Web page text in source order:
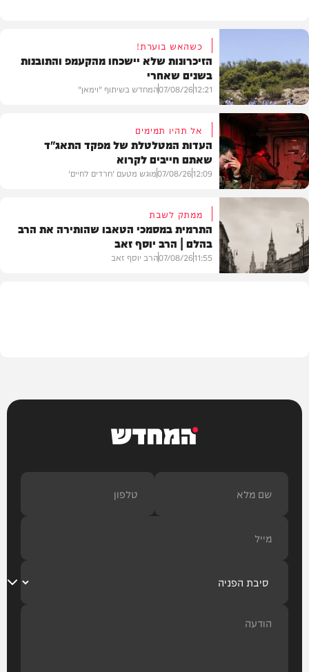
וידאו
כשהאש בוערת!
הזיכרונות שלא יישכחו מהקעמפ והתובנות
בשנים שאחרי
12:21
07/08/26המחדש בשיתוף "וימאן"
דעות
אל תהיו תמימים
העדות המטלטלת של מפקד התאג"ד
שאתם חייבים לקרוא
12:09
07/08/26מוגש מטעם 'חרדים לחיים'
ממתק לשבת
התרמית במסמכי הטאבו שהותירה את הרב
בהלם | הרב יוסף זאב
11:55
07/08/26הרב יוסף זאב
המחדש